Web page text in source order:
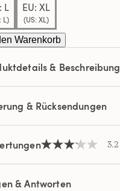
L
L)
EU: XL
(US: XL)
Warenkorb
& Beschreibung
& Rücksendungen
3.2
5
Sternen,
Durchschnittswert
3.2
& Antworten